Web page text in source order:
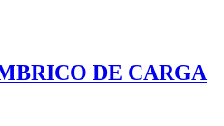
DE CARGA